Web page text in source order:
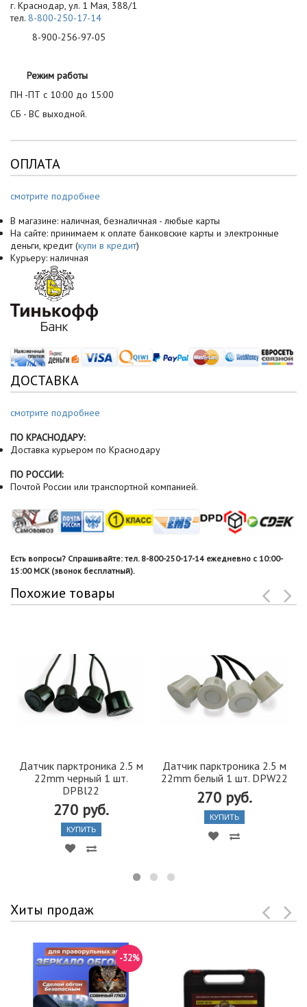
г. Краснодар, ул. 1 Мая, 388/1
тел. 8-800-250-17-14
8-900-256-97-05
Режим работы
ПН -ПТ с 10:00 до 15:00
СБ - ВС выходной.
ОПЛАТА
смотрите подробнее
В магазине: наличная, безналичная - любые карты
На сайте: принимаем к оплате банковские карты и электронные
деньги, кредит (купи в кредит)
Курьеру: наличная
ДОСТАВКА
смотрите подробнее
ПО КРАСНОДАРУ:
Доставка курьером по Краснодару
ПО РОССИИ:
Почтой России или транспортной компанией.
Есть вопросы? Спрашивайте: тел. 8-800-250-17-14 ежедневно с 10:00-
15:00 МСК (звонок бесплатный).
Похожие товары
Датчик парктроника 2.5 м
22mm черный 1 шт.
DPBl22
270 руб.
КУПИТЬ
Датчик парктроника 2.5 м
22mm белый 1 шт. DPW22
270 руб.
КУПИТЬ
Хиты продаж
-32%